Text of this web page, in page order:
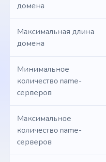
домена
Максимальная длина
домена
Минимальное
количество name-
серверов
Максимальное
количество name-
серверов